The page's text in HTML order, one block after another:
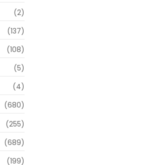
(2)
(137)
(108)
(5)
(4)
(680)
(255)
(689)
(199)